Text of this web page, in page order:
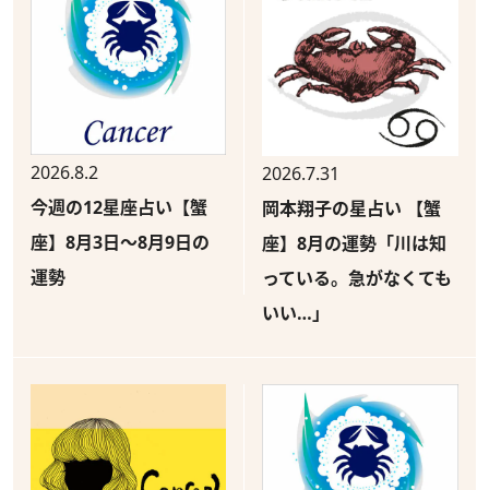
2026.8.2
今週の12星座占い【蟹
座】8月3日～8月9日の
運勢
2026.7.31
岡本翔子の星占い 【蟹
座】8月の運勢「川は知
っている。急がなくても
いい…」